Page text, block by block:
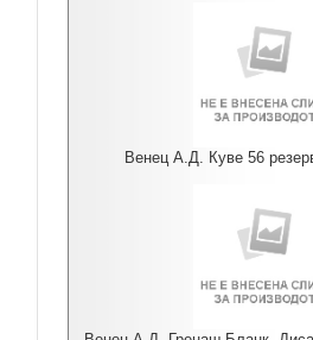
Венец А.Д. Куве 56